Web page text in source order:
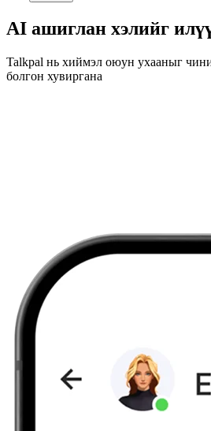
AI ашиглан хэлийг
Talkpal нь хиймэл оюун ухааныг
болгон хувиргана